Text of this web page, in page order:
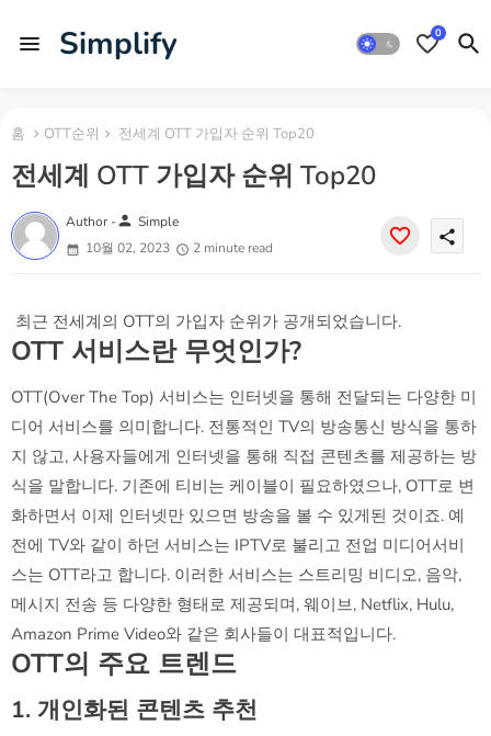
Simplify 0
홈 OTT순위 전세계 OTT 가입자 순위 Top20
전세계 OTT 가입자 순위 Top20
Author -person Simple
10월 02, 2023
2 minute read
share
최근 전세계의 OTT의 가입자 순위가 공개되었습니다.
OTT 서비스란 무엇인가?
OTT(Over The Top) 서비스는 인터넷을 통해 전달되는 다양한 미
디어 서비스를 의미합니다. 전통적인 TV의 방송통신 방식을 통하
지 않고, 사용자들에게 인터넷을 통해 직접 콘텐츠를 제공하는 방
식을 말합니다. 기존에 티비는 케이블이 필요하였으나, OTT로 변
화하면서 이제 인터넷만 있으면 방송을 볼 수 있게된 것이죠. 예
전에 TV와 같이 하던 서비스는 IPTV로 불리고 전업 미디어서비
스는 OTT라고 합니다. 이러한 서비스는 스트리밍 비디오, 음악,
메시지 전송 등 다양한 형태로 제공되며, 웨이브, Netflix, Hulu,
Amazon Prime Video와 같은 회사들이 대표적입니다.
OTT의 주요 트렌드
1. 개인화된 콘텐츠 추천